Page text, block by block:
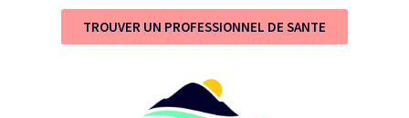
TROUVER UN PROFESSIONNEL DE SANTE